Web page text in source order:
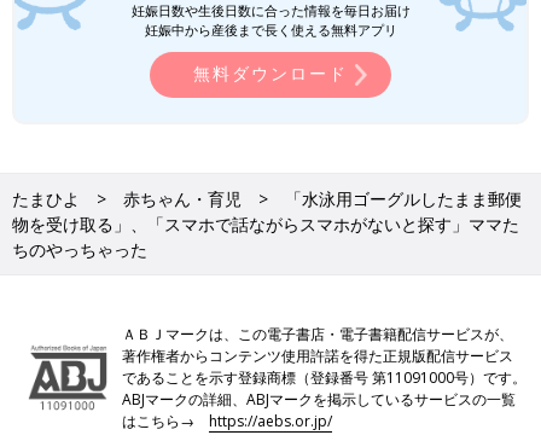
妊娠日数や生後日数に合った情報を毎日お届け
妊娠中から産後まで長く使える無料アプリ
無料ダウンロード
たまひよ 赤ちゃん・育児
「水泳用ゴーグルしたまま郵便
物を受け取る」、「スマホで話ながらスマホがないと探す」ママた
ちのやっちゃった
ＡＢＪマークは、この電子書店・電子書籍配信サービスが、
著作権者からコンテンツ使用許諾を得た正規版配信サービス
であることを示す登録商標（登録番号 第11091000号）です。
ABJマークの詳細、ABJマークを掲示しているサービスの一覧
はこちら→https://aebs.or.jp/